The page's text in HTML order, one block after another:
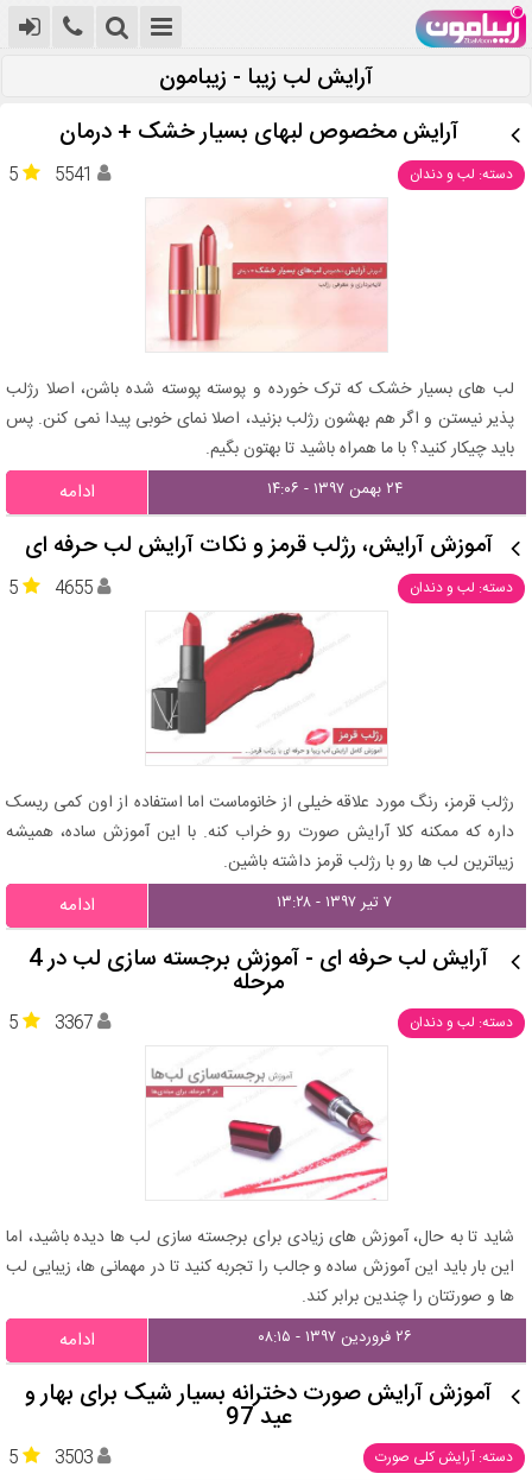
آرایش لب زیبا - زیبامون
آرایش مخصوص لبهای بسیار خشک + درمان
دسته: لب و دندان 5 5541
لب های بسیار خشک که ترک خورده و پوسته پوسته شده باشن، اصلا رژلب
پذیر نیستن و اگر هم بهشون رژلب بزنید، اصلا نمای خوبی پیدا نمی کنن. پس
باید چیکار کنید؟ با ما همراه باشید تا بهتون بگیم.
۲۴ بهمن ۱۳۹۷ - ۱۴:۰۶ ادامه
آموزش آرایش، رژلب قرمز و نکات آرایش لب حرفه ای
دسته: لب و دندان 5 4655
رژلب قرمز، رنگ مورد علاقه خیلی از خانوماست اما استفاده از اون کمی ریسک
داره که ممکنه کلا آرایش صورت رو خراب کنه. با این آموزش ساده، همیشه
زیباترین لب ها رو با رژلب قرمز داشته باشین.
۷ تیر ۱۳۹۷ - ۱۳:۲۸ ادامه
آرایش لب حرفه ای - آموزش برجسته سازی لب در 4
مرحله
دسته: لب و دندان 5 3367
شاید تا به حال، آموزش های زیادی برای برجسته سازی لب ها دیده باشید، اما
این بار باید این آموزش ساده و جالب را تجربه کنید تا در مهمانی ها، زیبایی لب
ها و صورتتان را چندین برابر کند.
۲۶ فروردین ۱۳۹۷ - ۰۸:۱۵ ادامه
آموزش آرایش صورت دخترانه بسیار شیک برای بهار و
عید 97
دسته: آرایش کلی صورت 5 3503